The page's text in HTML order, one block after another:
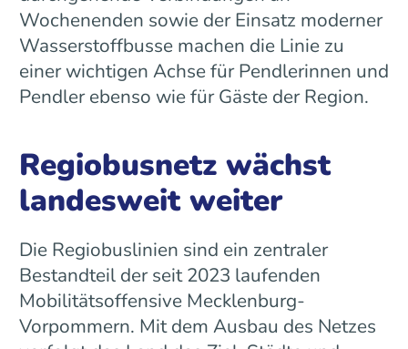
Wochenenden sowie der Einsatz moderner
Wasserstoffbusse machen die Linie zu
einer wichtigen Achse für Pendlerinnen und
Pendler ebenso wie für Gäste der Region.
Regiobusnetz wächst
landesweit weiter
Die Regiobuslinien sind ein zentraler
Bestandteil der seit 2023 laufenden
Mobilitätsoffensive Mecklenburg-
Vorpommern. Mit dem Ausbau des Netzes